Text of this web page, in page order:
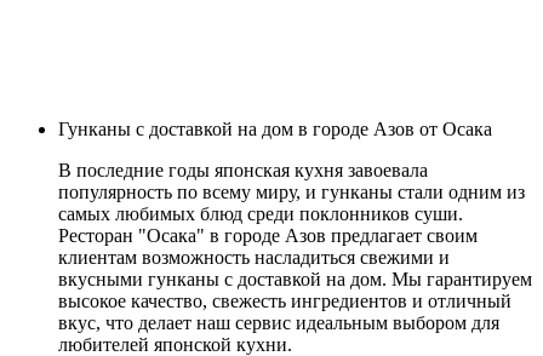
Гунканы с доставкой на дом в городе Азов от Осака
В последние годы японская кухня завоевала
популярность по всему миру, и гунканы стали одним из
самых любимых блюд среди поклонников суши.
Ресторан "Осака" в городе Азов предлагает своим
клиентам возможность насладиться свежими и
вкусными гунканы с доставкой на дом. Мы гарантируем
высокое качество, свежесть ингредиентов и отличный
вкус, что делает наш сервис идеальным выбором для
любителей японской кухни.